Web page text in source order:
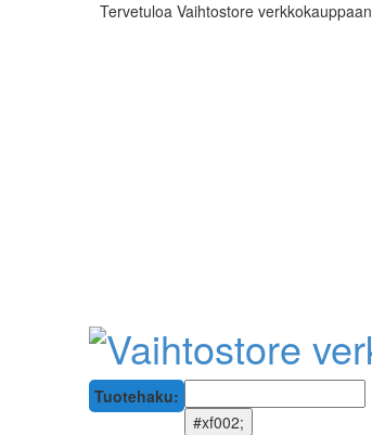
Tervetuloa Vaihtostore verkkokauppaan
Tuotehaku: